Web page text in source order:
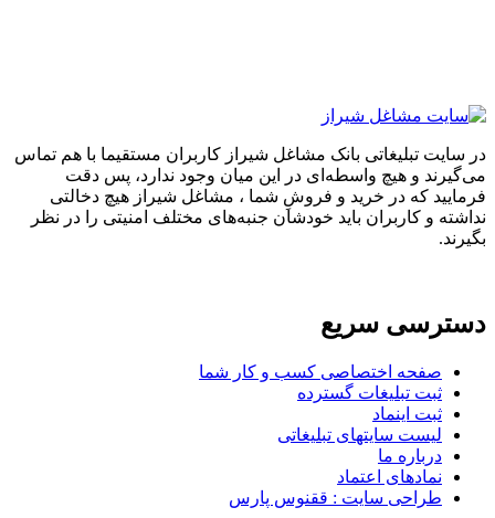
در سایت تبلیغاتی بانک مشاغل شیراز کاربران مستقیما با هم تماس
می‌گیرند و هیچ واسطه‌ای در این میان وجود ندارد، پس دقت
فرمایید که در خرید و فروشِ شما ، مشاغل شیراز هیچ دخالتی
نداشته و کاربران باید خودشان جنبه‌های مختلف امنیتی را در نظر
بگیرند.
دسترسی سریع
صفحه اختصاصی کسب و کار شما
ثبت تبلیغات گسترده
ثبت اینماد
لیست سایتهای تبلیغاتی
درباره ما
نمادهای اعتماد
طراحی سایت : ققنوس پارس